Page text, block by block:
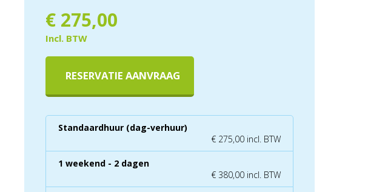
€ 275,00
Incl. BTW
RESERVATIE AANVRAAG
Standaardhuur (dag-verhuur)
€ 275,00 incl. BTW
1 weekend - 2 dagen
€ 380,00 incl. BTW